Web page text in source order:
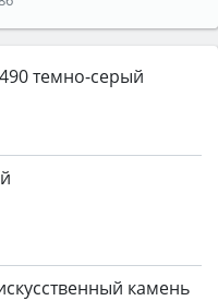
темно-серый
камень